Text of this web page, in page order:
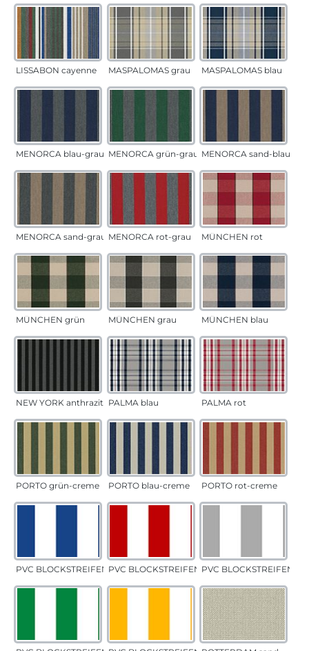
LISSABON cayenne MASPALOMAS grau MASPALOMAS blau
MENORCA blau-grau MENORCA grün-grau MENORCA sand-blau
MENORCA sand-grau MENORCA rot-grau MÜNCHEN rot
MÜNCHEN grün MÜNCHEN grau MÜNCHEN blau
NEW YORK anthrazit PALMA blau PALMA rot
PORTO grün-creme PORTO blau-creme PORTO rot-creme
PVC BLOCKSTREIFEN blauPVC BLOCKSTREIFEN rotPVC BLOCKSTREIFEN